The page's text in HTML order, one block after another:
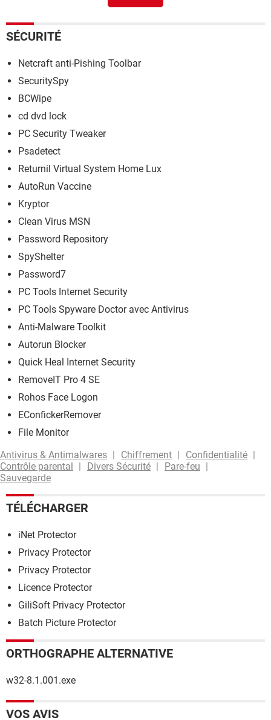
SÉCURITÉ
Netcraft anti-Pishing Toolbar
SecuritySpy
BCWipe
cd dvd lock
PC Security Tweaker
Psadetect
Returnil Virtual System Home Lux
AutoRun Vaccine
Kryptor
Clean Virus MSN
Password Repository
SpyShelter
Password7
PC Tools Internet Security
PC Tools Spyware Doctor avec Antivirus
Anti-Malware Toolkit
Autorun Blocker
Quick Heal Internet Security
RemoveIT Pro 4 SE
Rohos Face Logon
EConfickerRemover
File Monitor
Antivirus & Antimalwares
Chiffrement
Confidentialité
Contrôle parental
Divers Sécurité
Pare-feu
Sauvegarde
TÉLÉCHARGER
iNet Protector
Privacy Protector
Privacy Protector
Licence Protector
GiliSoft Privacy Protector
Batch Picture Protector
ORTHOGRAPHE ALTERNATIVE
w32-8.1.001.exe
VOS AVIS